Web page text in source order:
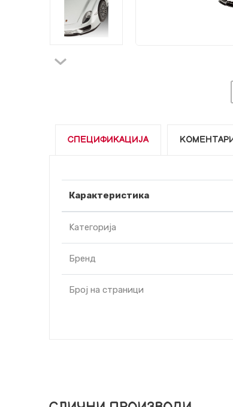
СПЕЦИФИКАЦИЈА
Карактеристика
Kатегорија
Бренд
Број на страници